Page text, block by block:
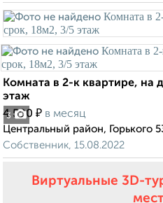
3
Комната в 2-к квартире, на
этаж
4 500 ₽ в месяц
Центральный район, Горького
Собственник, 15.08.2022
Виртуальные 3D-